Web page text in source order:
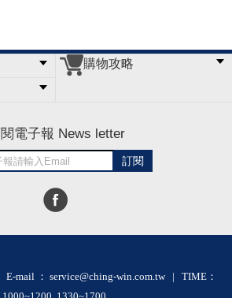
購物攻略
電子報 News letter
訂閱
mail ： service@ching-win.com.tw | TIME：